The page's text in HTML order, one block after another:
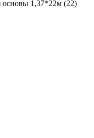
основы 1,37*22м (22)